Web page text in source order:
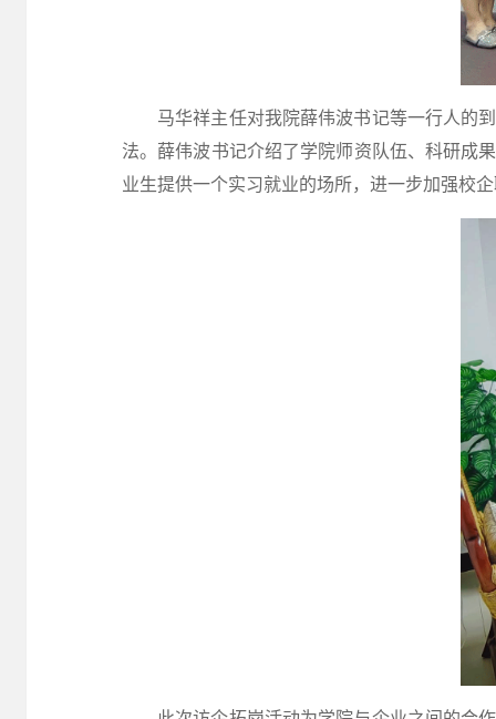
马华祥主任对我院薛伟波书记等一行人的
法。薛伟波书记介绍了学院师资队伍、科研成
业生提供一个实习就业的场所，进一步加强校